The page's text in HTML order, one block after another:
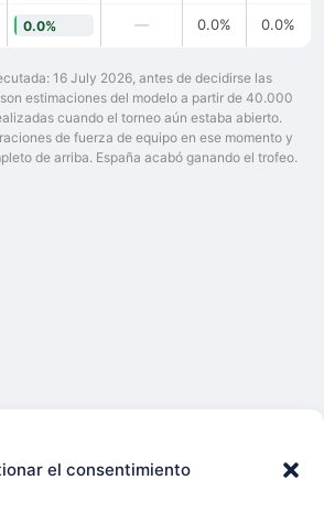
el consentimiento
0.0% — 0.0% 0.0%
16 July 2026, antes de decidirse las
estimaciones del modelo a partir de 40.000
cuando el torneo aún estaba abierto.
de fuerza de equipo en ese momento y
de arriba. España acabó ganando el trofeo.